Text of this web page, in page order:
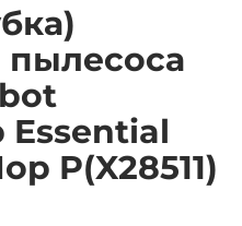
пылесоса
Essential
P(X28511)